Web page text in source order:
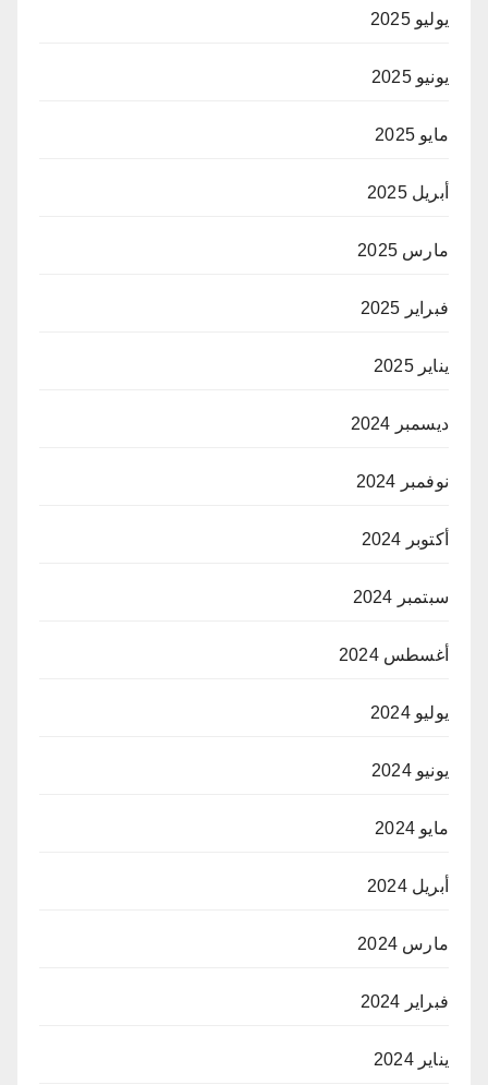
يوليو 2025
يونيو 2025
مايو 2025
أبريل 2025
مارس 2025
فبراير 2025
يناير 2025
ديسمبر 2024
نوفمبر 2024
أكتوبر 2024
سبتمبر 2024
أغسطس 2024
يوليو 2024
يونيو 2024
مايو 2024
أبريل 2024
مارس 2024
فبراير 2024
يناير 2024